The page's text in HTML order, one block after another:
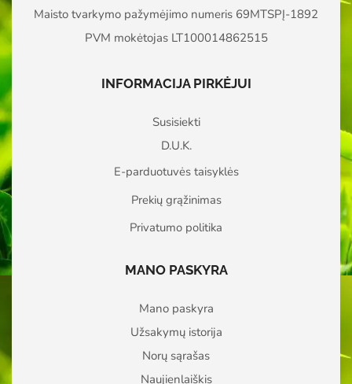
Maisto tvarkymo pažymėjimo numeris 69MTSPĮ-1892
PVM mokėtojas LT100014862515
INFORMACIJA PIRKĖJUI
Susisiekti
D.U.K.
E-parduotuvės taisyklės
Prekių grąžinimas
Privatumo politika
MANO PASKYRA
Mano paskyra
Užsakymų istorija
Norų sąrašas
Naujienlaiškis